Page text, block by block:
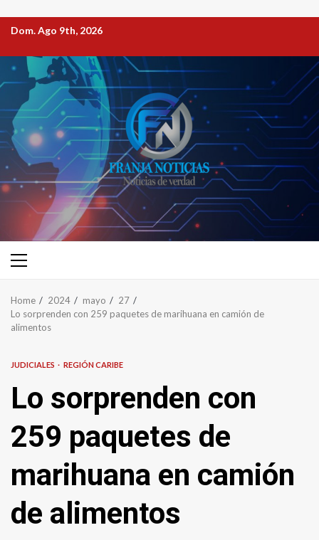
Dom. Ago 9th, 2026
Home 2024 mayo
27
Lo sorprenden con 259 paquetes de marihuana en camión de
alimentos
JUDICIALES REGIÓN CARIBE
Lo sorprenden con
259 paquetes de
marihuana en camión
de alimentos